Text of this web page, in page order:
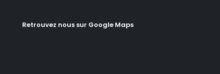
Retrouvez nous sur Google Maps